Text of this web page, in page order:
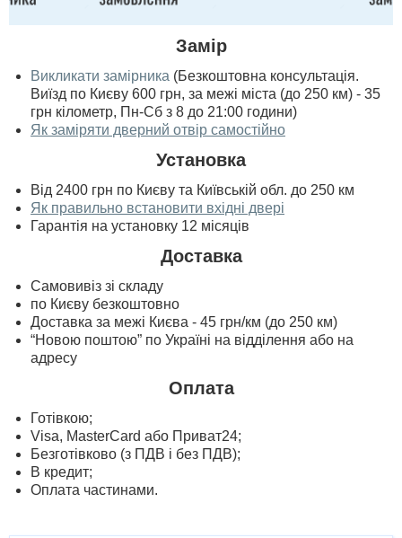
Замір
Викликати замірника (Безкоштовна консультація.
Виїзд по Києву 600 грн, за межі міста (до 250 км) - 35
грн кілометр, Пн-Сб з 8 до 21:00 години)
Як заміряти дверний отвір самостійно
Установка
Від 2400 грн по Києву та Київській обл. до 250 км
Як правильно встановити вхідні двері
Гарантія на установку 12 місяців
Доставка
Самовивіз зі складу
по Києву безкоштовно
Доставка за межі Києва - 45 грн/км (до 250 км)
“Новою поштою” по Україні на відділення або на
адресу
Оплата
Готівкою;
Visa, MasterСard або Приват24;
Безготівково (з ПДВ і без ПДВ);
В кредит;
Оплата частинами.